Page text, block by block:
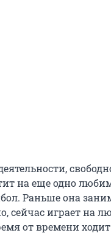
на еще одно
Раньше она
сейчас играет на
от времени